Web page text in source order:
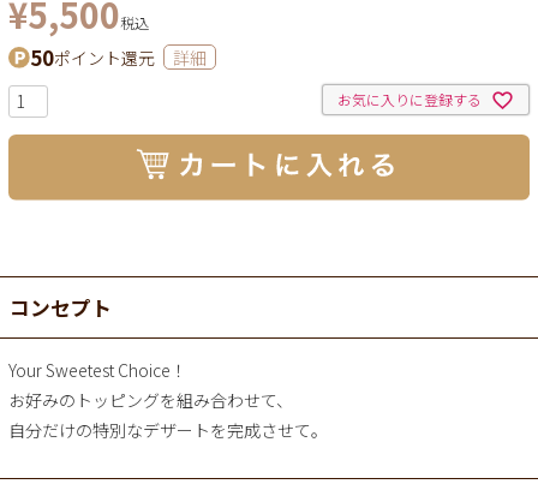
¥5,500税込
50ポイント還元 詳細
お気に入りに登録する
コンセプト
Your Sweetest Choice！
お好みのトッピングを組み合わせて、
自分だけの特別なデザートを完成させて。